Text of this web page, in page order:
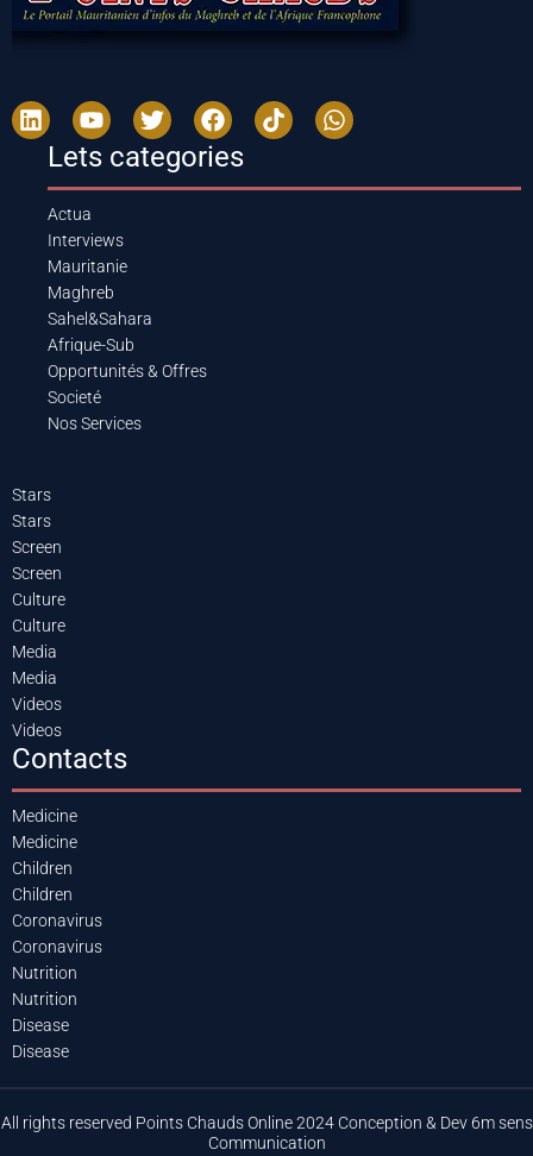
Lets categories
Actua
Interviews
Mauritanie
Maghreb
Sahel&Sahara
Afrique-Sub
Opportunités & Offres
Societé
Nos Services
Stars
Stars
Screen
Screen
Culture
Culture
Media
Media
Videos
Videos
Contacts
Medicine
Medicine
Children
Children
Coronavirus
Coronavirus
Nutrition
Nutrition
Disease
Disease
All rights reserved Points Chauds Online 2024 Conception & Dev 6m sens
Communication